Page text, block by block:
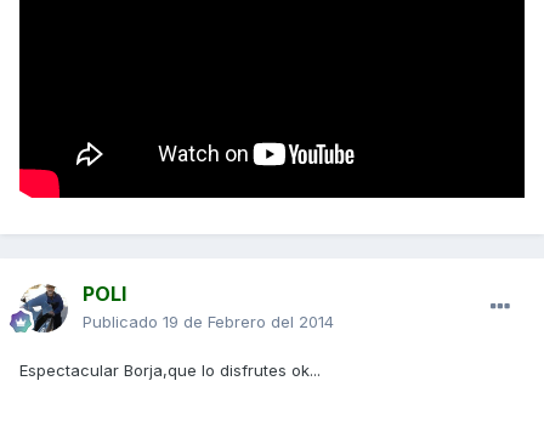
POLI
Publicado 19 de Febrero del 2014
Espectacular Borja,que lo disfrutes ok...